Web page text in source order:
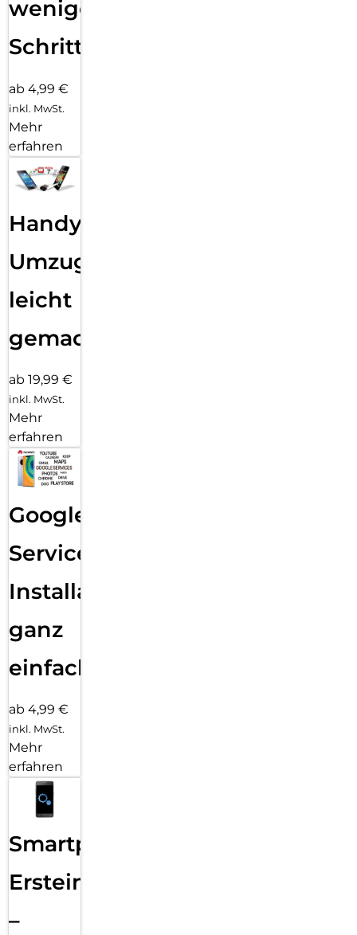
wenigen
Schritten
ab 4,99 €
inkl. MwSt.
Mehr
erfahren
Handy
Umzug
leicht
gemacht!
ab 19,99 €
inkl. MwSt.
Mehr
erfahren
Google
Services
Installation
ganz
einfach
ab 4,99 €
inkl. MwSt.
Mehr
erfahren
Smartphone
Ersteinrichtung
–